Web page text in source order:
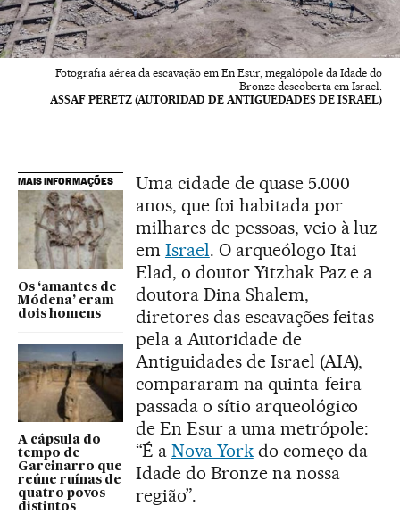
Fotografia aérea da escavação em En Esur, megalópole da Idade do
Bronze descoberta em Israel.
ASSAF PERETZ (AUTORIDAD DE ANTIGÜEDADES DE ISRAEL)
MAIS INFORMAÇÕES
Os ‘amantes de
Módena’ eram
dois homens
A cápsula do
tempo de
Garcinarro que
reúne ruínas de
quatro povos
distintos
Uma cidade de quase 5.000
anos, que foi habitada por
milhares de pessoas, veio à luz
em Israel. O arqueólogo Itai
Elad, o doutor Yitzhak Paz e a
doutora Dina Shalem,
diretores das escavações feitas
pela a Autoridade de
Antiguidades de Israel (AIA),
compararam na quinta-feira
passada o sítio arqueológico
de En Esur a uma metrópole:
“É a Nova Yorkdo começo da
Idade do Bronze na nossa
região”.